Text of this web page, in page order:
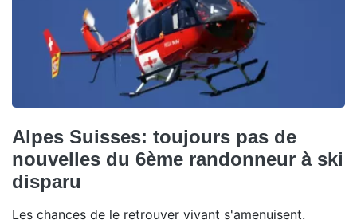
Alpes Suisses: toujours pas de
nouvelles du 6ème randonneur à ski
disparu
Les chances de le retrouver vivant s'amenuisent.